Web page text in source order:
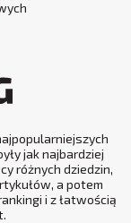
jak najbardziej
różnych dziedzin,
a potem
i z łatwością